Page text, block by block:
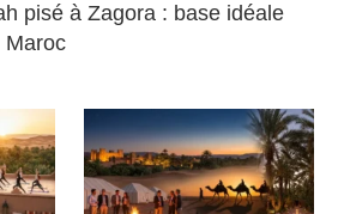
pisé à Zagora : base idéale
Maroc